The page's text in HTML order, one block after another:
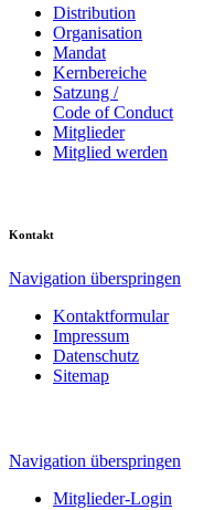
Distribution
Organisation
Mandat
Kernbereiche
Satzung /
Code of Conduct
Mitglieder
Mitglied werden
Kontakt
Navigation überspringen
Kontaktformular
Impressum
Datenschutz
Sitemap
Navigation überspringen
Mitglieder-Login